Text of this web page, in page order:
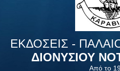
ΕΚΔΟΣΕΙΣ -
ΔΙΟΝΥΣΙΟΥ
Από το